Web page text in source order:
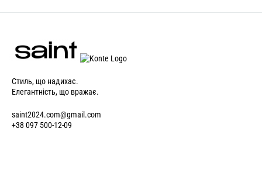
Стиль, що надихає.
Елегантність, що вражає.
saint2024.com@gmail.com
+38 097 500-12-09